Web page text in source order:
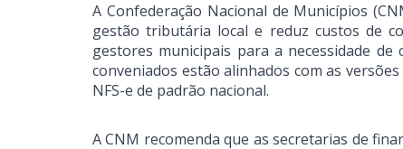
A Confederação Nacional de Municípios
gestão tributária local e reduz custos de
gestores municipais para a necessidade
conveniados estão alinhados com as
NFS-e de padrão nacional.
A CNM recomenda que as secretarias de